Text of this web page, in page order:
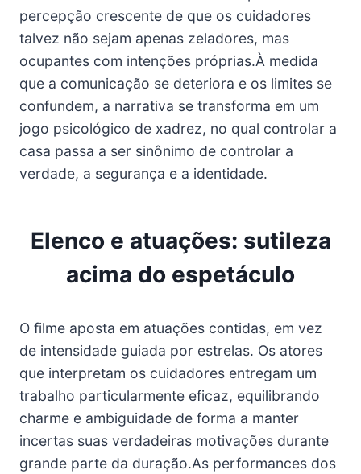
percepção crescente de que os cuidadores
talvez não sejam apenas zeladores, mas
ocupantes com intenções próprias.À medida
que a comunicação se deteriora e os limites se
confundem, a narrativa se transforma em um
jogo psicológico de xadrez, no qual controlar a
casa passa a ser sinônimo de controlar a
verdade, a segurança e a identidade.
Elenco e atuações: sutileza
acima do espetáculo
O filme aposta em atuações contidas, em vez
de intensidade guiada por estrelas. Os atores
que interpretam os cuidadores entregam um
trabalho particularmente eficaz, equilibrando
charme e ambiguidade de forma a manter
incertas suas verdadeiras motivações durante
grande parte da duração.As performances dos